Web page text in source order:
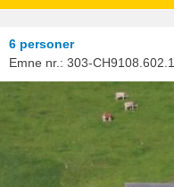
6 personer
Emne nr.: 303-CH9108.602.1